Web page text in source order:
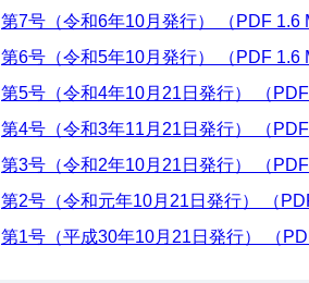
第7号（令和6年10月発行） （PDF 1.6
第6号（令和5年10月発行） （PDF 1.6
第5号（令和4年10月21日発行） （PDF
第4号（令和3年11月21日発行） （PDF
第3号（令和2年10月21日発行） （PDF
第2号（令和元年10月21日発行） （
第1号（平成30年10月21日発行） （